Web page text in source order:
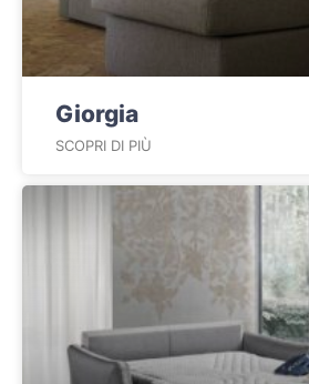
Giorgia
SCOPRI DI PIÙ